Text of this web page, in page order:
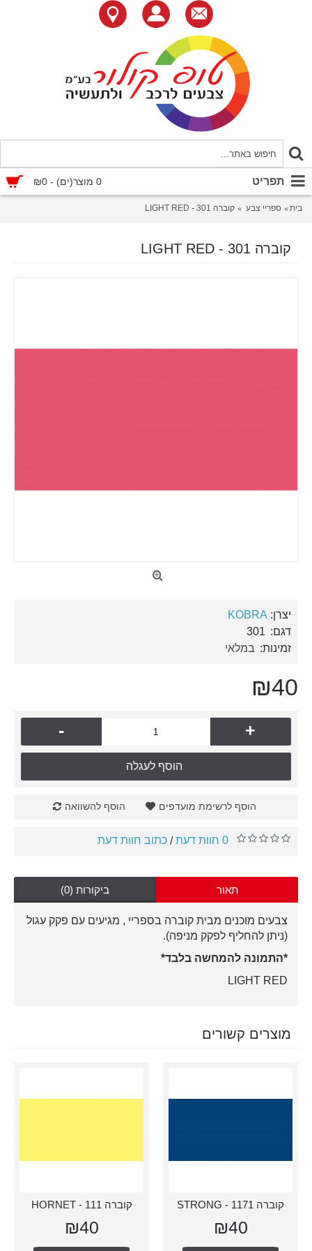
0 מוצר(ים) - ₪0 תפריט
בית ספריי צבע קוברה 301 - LIGHT RED
קוברה 301 - LIGHT RED
יצרן: KOBRA
דגם: 301
זמינות: במלאי
₪40
- +
הוסף לעגלה
הוסף לרשימת מועדפים הוסף להשוואה
0 חוות דעת / כתוב חוות דעת
תאור ביקורות (0)
צבעים מוכנים מבית קוברה בספריי , מגיעים עם פקק עגול
(ניתן להחליף לפקק מניפה).
*התמונה להמחשה בלבד*
LIGHT RED
מוצרים קשורים
קוברה 1171 - STRONG
₪40
קוברה 111 - HORNET
₪40